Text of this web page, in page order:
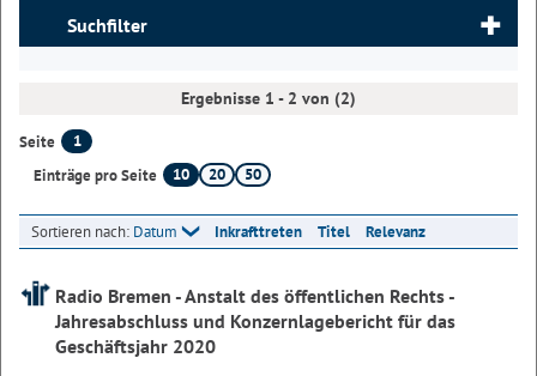
Suchfilter
Ergebnisse 1 - 2 von (2)
Seite
1
Einträge pro Seite
10 20 50
Sortieren nach: Datum Inkrafttreten Titel Relevanz
Radio Bremen - Anstalt des öffentlichen Rechts -
Jahresabschluss und Konzernlagebericht für das
Geschäftsjahr 2020